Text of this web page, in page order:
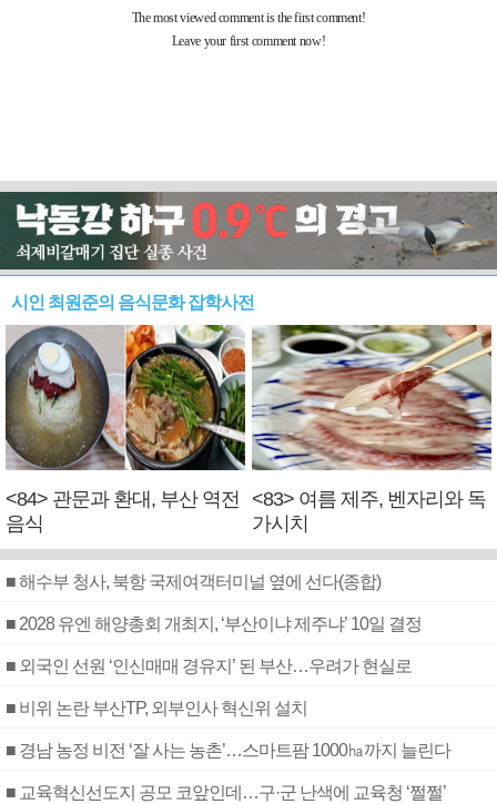
시인 최원준의 음식문화 잡학사전
<84> 관문과 환대, 부산 역전
음식
<83> 여름 제주, 벤자리와 독
가시치
■ 해수부 청사, 북항 국제여객터미널 옆에 선다(종합)
■ 2028 유엔 해양총회 개최지, ‘부산이냐 제주냐’ 10일 결정
■ 외국인 선원 ‘인신매매 경유지’ 된 부산…우려가 현실로
■ 비위 논란 부산TP, 외부인사 혁신위 설치
■ 경남 농정 비전 ‘잘 사는 농촌’…스마트팜 1000㏊까지 늘린다
■ 교육혁신선도지 공모 코앞인데…구·군 난색에 교육청 ‘쩔쩔’